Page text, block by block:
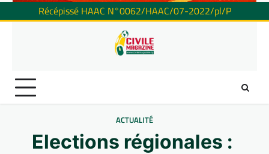
Récépissé HAAC N°0062/HAAC/07-2022/pl/P
ACTUALITÉ
Elections régionales :